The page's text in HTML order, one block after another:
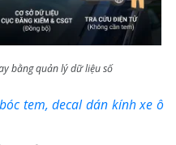
bằng quản lý dữ liệu số
tem, decal dán kính xe ô